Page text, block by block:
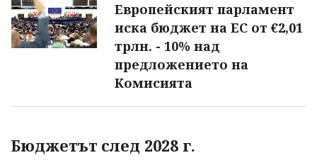
Европейският парламент
иска бюджет на ЕС от €2,01
трлн. - 10% над
предложението на
Комисията
Бюджетът след 2028 г.